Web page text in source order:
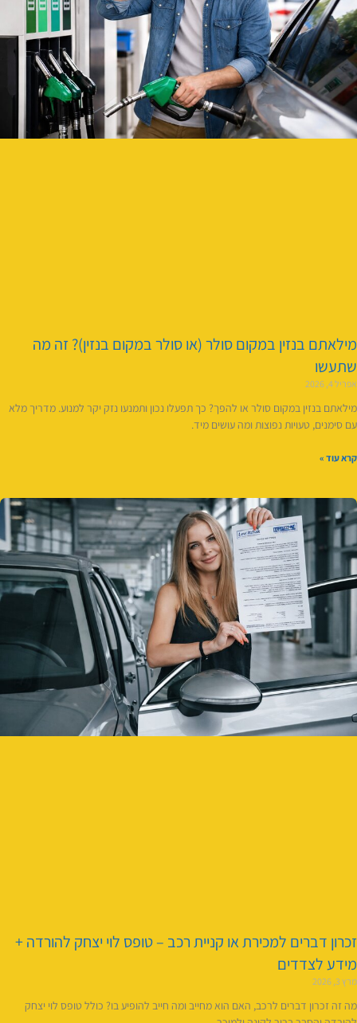
מילאתם בנזין במקום סולר (או סולר במקום בנזין)? זה מה
שתעשו
אפריל 4, 2026
מילאתם בנזין במקום סולר או להפך? כך תפעלו נכון ותמנעו נזק יקר למנוע. מדריך מלא
עם סימנים, טעויות נפוצות ומה עושים מיד.
קרא עוד »
זכרון דברים למכירת או קניית רכב – טופס לוי יצחק להורדה +
מידע לצדדים
מרץ 3, 2026
מה זה זכרון דברים לרכב, האם הוא מחייב ומה חייב להופיע בו? כולל טופס לוי יצחק